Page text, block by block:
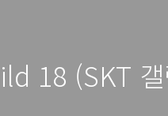
18 (SKT 갤